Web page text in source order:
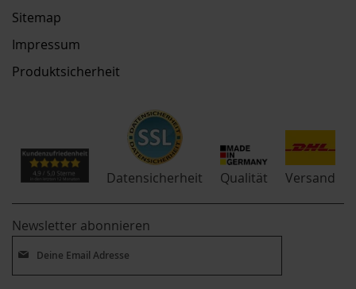
Sitemap
Impressum
Produktsicherheit
Datensicherheit Qualität Versand
Newsletter abonnieren